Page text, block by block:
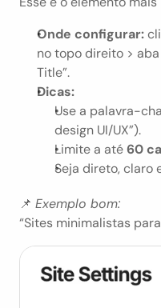
Onde configurar:
no topo direito > aba
Title”.
Dicas:
Use a palavra-
design UI/UX”).
Limite a até 60
Seja direto, claro
📌 Exemplo bom:
“Sites minimalistas